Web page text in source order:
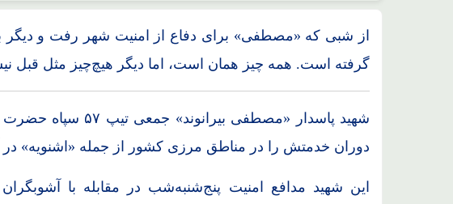
از شبی که «مصطفی» برای دفاع از امنیت شهر رفت و دیگر
گرفته است. همه چیز همان است، اما دیگر هیچ‌چیز مثل قبل
شهید پاسدار «مصطفی
دوران خدمتش را در مناطق مرزی کشور از جمله «اشنویه» در
این شهید مدافع امنیت پنج‌شنبه‌شب در مقابله با